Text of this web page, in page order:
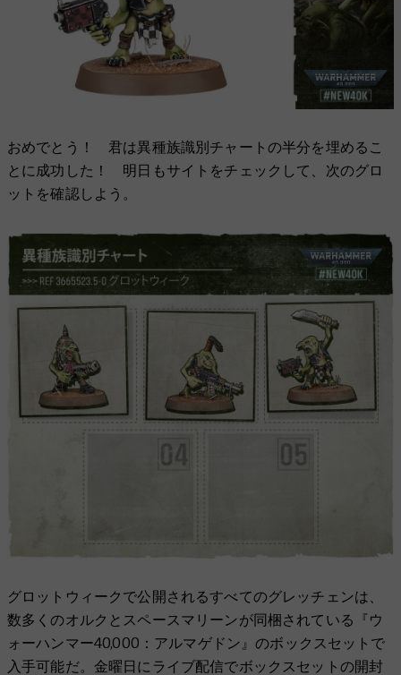
おめでとう！ 君は異種族識別チャートの半分を埋めるこ
とに成功した！ 明日もサイトをチェックして、次のグロ
ットを確認しよう。
グロットウィークで公開されるすべてのグレッチェンは、
数多くのオルクとスペースマリーンが同梱されている『ウ
ォーハンマー40,000：アルマゲドン』のボックスセットで
入手可能だ。金曜日にライブ配信でボックスセットの開封